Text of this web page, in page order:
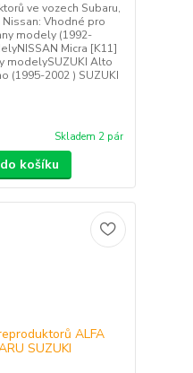
ve vozech Subaru,
Nissan: Vhodné pro
modely (1992-
Micra [K11]
modelySUZUKI Alto
(1995-2002 ) SUZUKI
Skladem 2 pár
košíku